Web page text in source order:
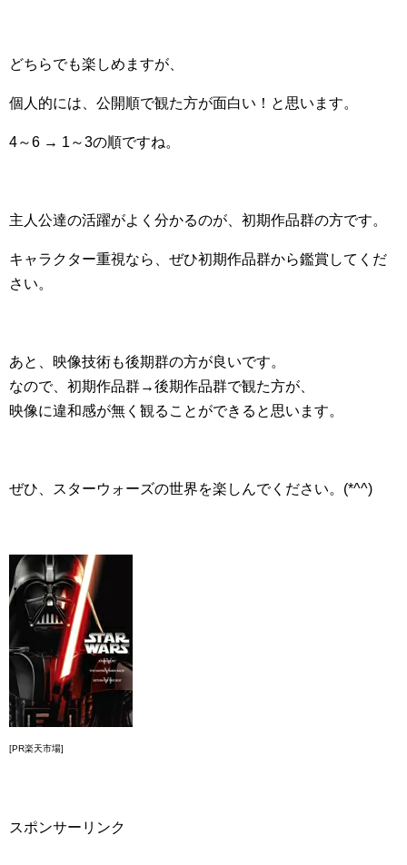
どちらでも楽しめますが、
個人的には、公開順で観た方が面白い！と思います。
4～6 → 1～3の順ですね。
主人公達の活躍がよく分かるのが、初期作品群の方です。
キャラクター重視なら、ぜひ初期作品群から鑑賞してくだ
さい。
あと、映像技術も後期群の方が良いです。
なので、初期作品群→後期作品群で観た方が、
映像に違和感が無く観ることができると思います。
ぜひ、スターウォーズの世界を楽しんでください。(*^^)
[PR楽天市場]
スポンサーリンク